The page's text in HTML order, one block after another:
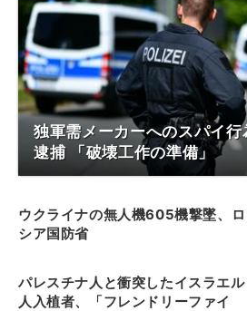
独軍需メーカーへのスパイ行
逮捕 「破壊工作の準備」
ウクライナの無人機605機撃墜、ロ
シア国防省
パレスチナ人と衝突したイスラエル
人入植者、「フレンドリーファイ